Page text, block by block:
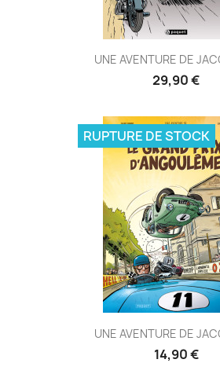
UNE AVENTURE DE
29,90 €
UNE AVENTURE DE
14,90 €
RUPTURE DE STOCK